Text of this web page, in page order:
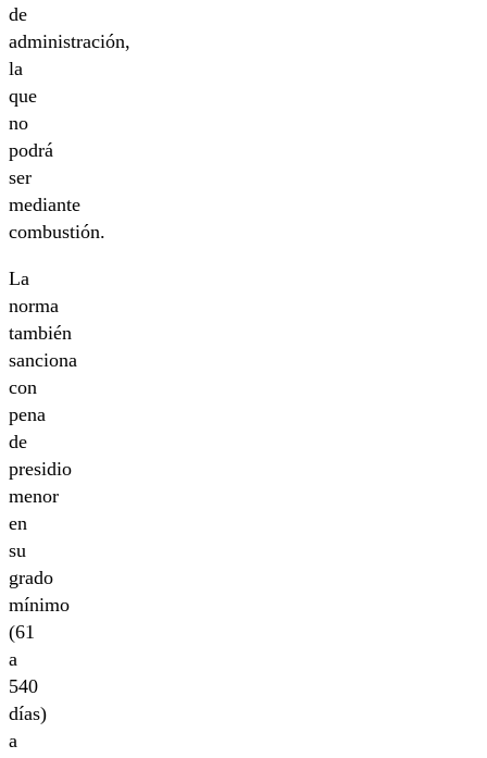
de
administración,
la
que
no
podrá
ser
mediante
combustión.
La
norma
también
sanciona
con
pena
de
presidio
menor
en
su
grado
mínimo
(61
a
540
días)
a